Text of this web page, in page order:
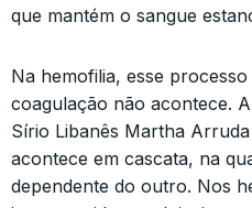
que mantém o sangue
Na hemofilia, esse
coagulação não acontece.
Sírio Libanês Martha
acontece em cascata, na
dependente do outro. Nos